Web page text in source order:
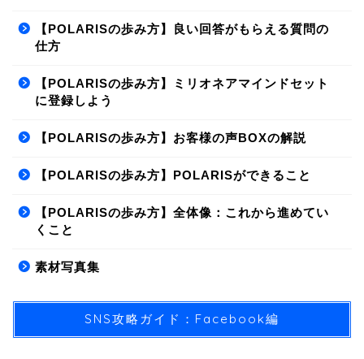
【POLARISの歩み方】良い回答がもらえる質問の
仕方
【POLARISの歩み方】ミリオネアマインドセット
に登録しよう
【POLARISの歩み方】お客様の声BOXの解説
【POLARISの歩み方】POLARISができること
【POLARISの歩み方】全体像：これから進めてい
くこと
素材写真集
SNS攻略ガイド：Facebook編